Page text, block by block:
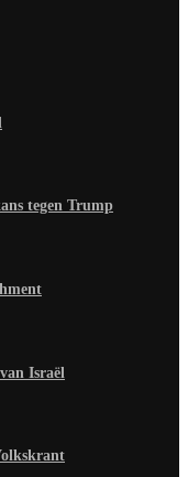
tegen Trump
Israël